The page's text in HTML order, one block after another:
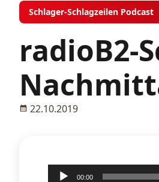
Schlager-Schlagzeilen Podcast
radioB2-
22.10.2019
Audio-00:00